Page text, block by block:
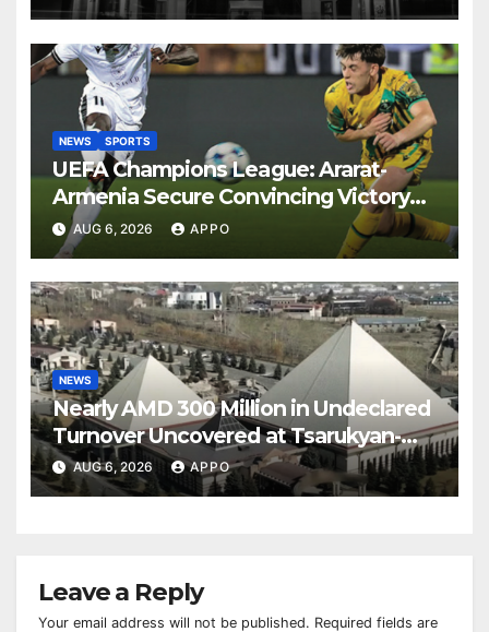
NEWS SPORTS
UEFA Champions League: Ararat-
Armenia Secure Convincing Victory
Over Shamrock Rovers 2-0
AUG 6, 2026 APPO
NEWS
Nearly AMD 300 Million in Undeclared
Turnover Uncovered at Tsarukyan-
Owned Entertainment Center
AUG 6, 2026 APPO
Leave a Reply
Your email address will not be published. Required fields are